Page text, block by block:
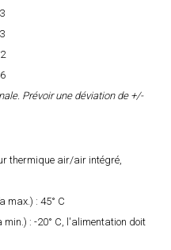
Prévoir une déviation de +/-
thermique air/air intégré,
max.) : 45° C
min.) : -20° C, l'alimentation doit